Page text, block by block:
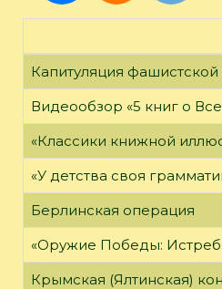
Капитуляция
Видеообзор «5 книг о
«Классики книжной
«У детства своя
Берлинская операция
«Оружие Победы:
Крымская (Ялтинская)